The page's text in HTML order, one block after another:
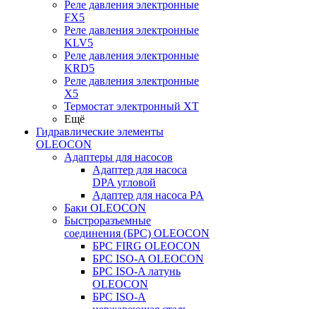
Реле давления электронные
FX5
Реле давления электронные
KLV5
Реле давления электронные
KRD5
Реле давления электронные
X5
Термостат электронный XT
Ещё
Гидравлические элементы
OLEOCON
Адаптеры для насосов
Адаптер для насоса
DPA угловой
Адаптер для насоса PA
Баки OLEOCON
Быстроразъемные
соединения (БРС) OLEOCON
БРС FIRG OLEOCON
БРС ISO-A OLEOCON
БРС ISO-A латунь
OLEOCON
БРС ISO-A